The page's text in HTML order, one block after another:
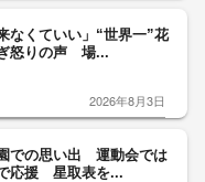
なくていい」“世界一”花
怒りの声 場...
2026年8月3日
での思い出 運動会では
応援 星取表を...